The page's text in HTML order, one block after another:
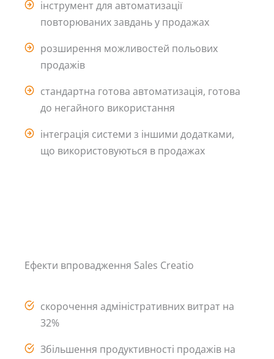
інструмент для автоматизації
повторюваних завдань у продажах
розширення можливостей польових
продажів
стандартна готова автоматизація, готова
до негайного використання
інтеграція системи з іншими додатками,
що використовуються в продажах
Ефекти впровадження Sales Creatio
скорочення адміністративних витрат на
32%
Збільшення продуктивності продажів на